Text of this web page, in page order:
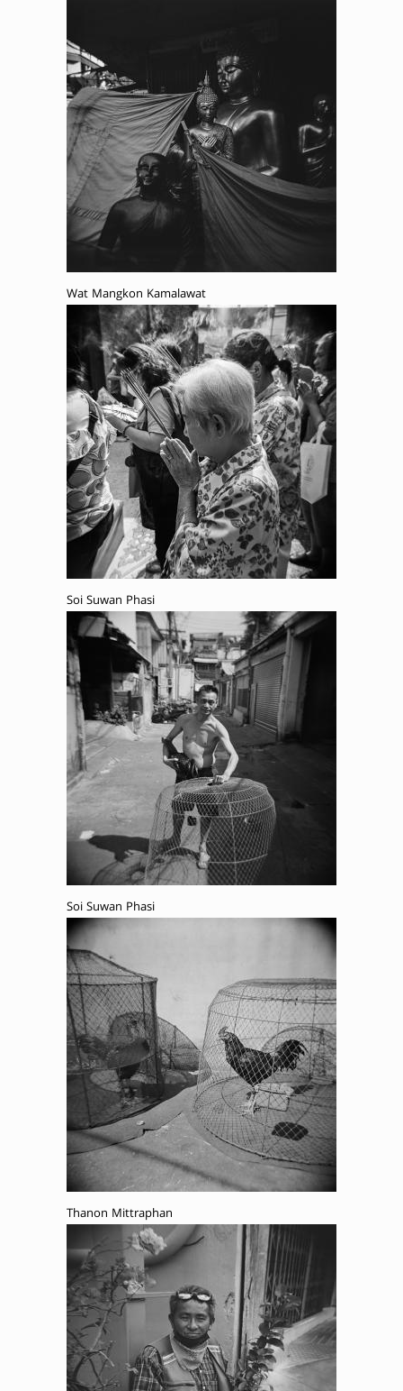
Wat Mangkon Kamalawat
Soi Suwan Phasi
Soi Suwan Phasi
Thanon Mittraphan